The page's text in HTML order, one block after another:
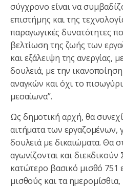
σύγχρονο είναι να
επιστήμης και της
παραγωγικές δυνατότητες
βελτίωση της ζωής των
και εξάλειψη της ανεργίας,
δουλειά, με την
αναγκών και όχι το
μεσαίωνα”.
Ως δημοτική αρχή, θα
αιτήματα των εργαζομένων,
δουλειά με δικαιώματα. Θα
αγωνίζονται και
κατώτερο βασικό μισθό 751
μισθούς και τα